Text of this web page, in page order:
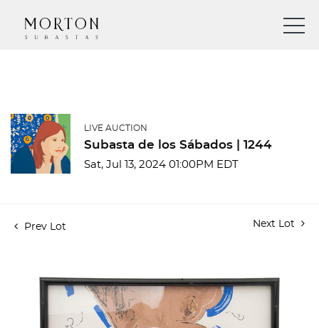
LIVE AUCTION
Subasta de los Sábados | 1244
Sat, Jul 13, 2024 01:00PM EDT
Prev Lot Next Lot